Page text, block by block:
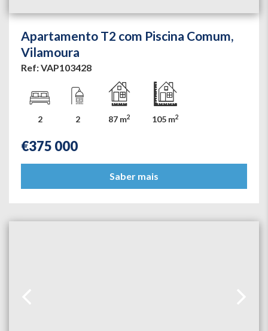
Apartamento T2 com Piscina Comum,
Vilamoura
Ref: VAP103428
2 2 87 m2 105 m2
€375 000
Saber mais